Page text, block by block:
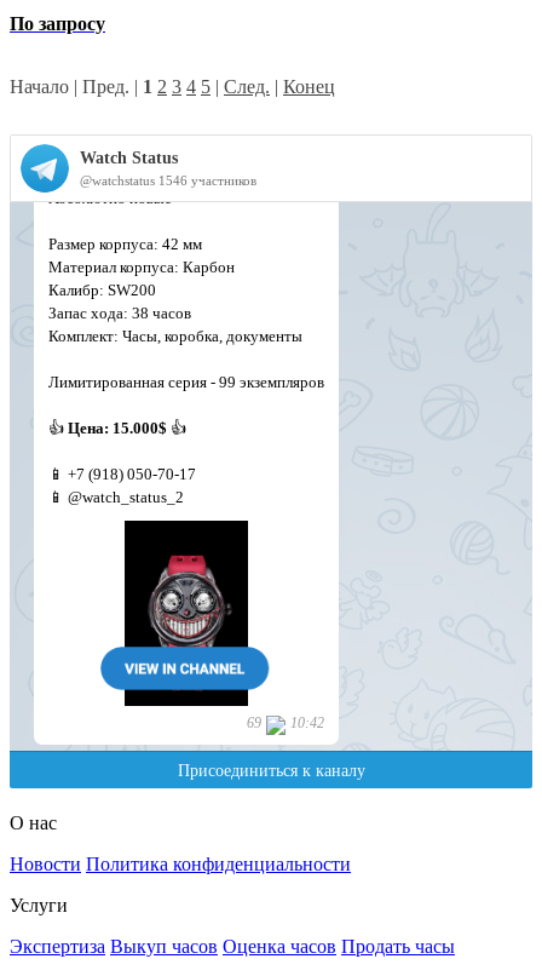
По запросу
Начало | Пред. | 1 2 3 4 5 | След. | Конец
О нас
Новости Политика конфиденциальности
Услуги
Экспертиза Выкуп часов Оценка часов Продать часы